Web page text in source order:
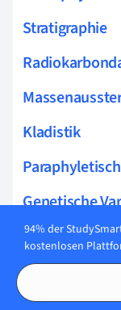
Stratigraphie
Kladistik
Genetische
Gründereffekt
94% der
kostenlosen